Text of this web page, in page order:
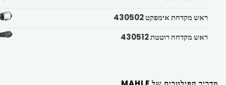
ראש מקדחת אימפקט 430502
ראש מקדחה רוטטת 430512